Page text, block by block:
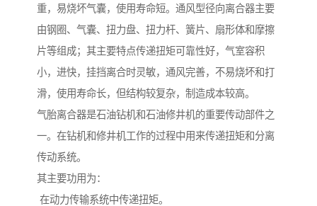
重，易烧坏气囊，使用寿命短。通风型径向离合器主要
由钢圈、气囊、扭力盘、扭力杆、簧片、扇形体和摩擦
片等组成；其主要特点传递扭矩可靠性好，气室容积
小，进快，挂挡离合时灵敏，通风完善，不易烧坏和打
滑，使用寿命长，但结构较复杂，制造成本较高。
气胎离合器是石油钻机和石油修井机的重要传动部件之
一。在钻机和修井机工作的过程中用来传递扭矩和分离
传动系统。
其主要功用为：
在动力传输系统中传递扭矩。